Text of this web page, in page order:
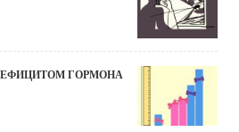
ГОРМОНА